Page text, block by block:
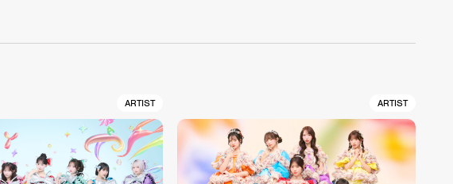
ARTIST ARTIST